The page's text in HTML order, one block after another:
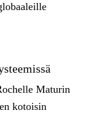
Maturin
kotoisin